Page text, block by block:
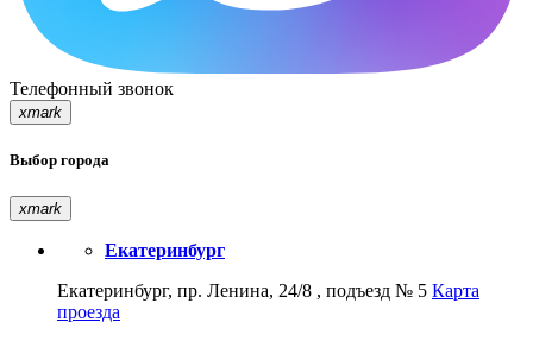
Телефонный звонок
xmark
Выбор города
xmark
Екатеринбург
Екатеринбург, пр. Ленина, 24/8 , подъезд № 5 Карта
проезда